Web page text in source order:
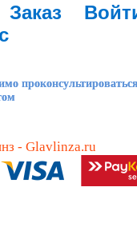
Заказ
- Glavlinza.ru